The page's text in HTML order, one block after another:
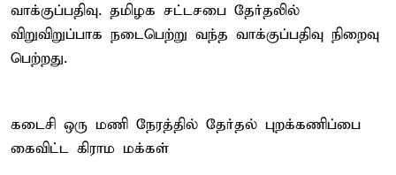
வாக்குப்பதிவு. தமிழக சட்டசபை தேர்தலில்
விறுவிறுப்பாக நடைபெற்று வந்த வாக்குப்பதிவு நிறைவு
பெற்றது.
கடைசி ஒரு மணி நேரத்தில் தேர்தல் புறக்கணிப்பை
கைவிட்ட கிராம மக்கள்